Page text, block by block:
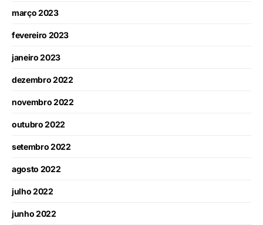
março 2023
fevereiro 2023
janeiro 2023
dezembro 2022
novembro 2022
outubro 2022
setembro 2022
agosto 2022
julho 2022
junho 2022